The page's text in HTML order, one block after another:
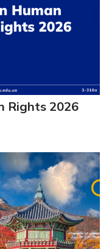
Rights 2026